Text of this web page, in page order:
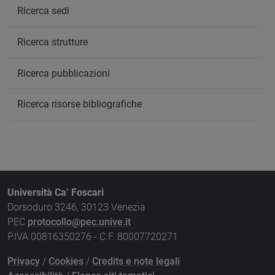
Ricerca sedi
Ricerca strutture
Ricerca pubblicazioni
Ricerca risorse bibliografiche
Università Ca’ Foscari
Dorsoduro 3246, 30123 Venezia
PEC protocollo@pec.unive.it
P.IVA 00816350276 - C.F. 80007720271
Privacy / Cookies / Credits e note legali